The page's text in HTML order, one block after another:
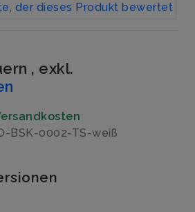
der dieses Produkt bewertet
, exkl.
BSK-0002-TS-weiß